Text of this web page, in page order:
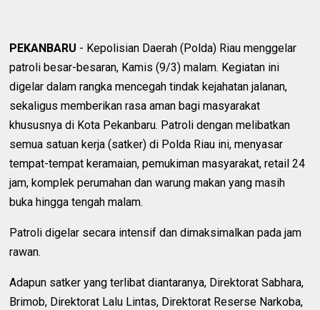
PEKANBARU - Kepolisian Daerah (Polda) Riau menggelar
patroli besar-besaran, Kamis (9/3) malam. Kegiatan ini
digelar dalam rangka mencegah tindak kejahatan jalanan,
sekaligus memberikan rasa aman bagi masyarakat
khususnya di Kota Pekanbaru. Patroli dengan melibatkan
semua satuan kerja (satker) di Polda Riau ini, menyasar
tempat-tempat keramaian, pemukiman masyarakat, retail 24
jam, komplek perumahan dan warung makan yang masih
buka hingga tengah malam.
Patroli digelar secara intensif dan dimaksimalkan pada jam
rawan.
Adapun satker yang terlibat diantaranya, Direktorat Sabhara,
Brimob, Direktorat Lalu Lintas, Direktorat Reserse Narkoba,